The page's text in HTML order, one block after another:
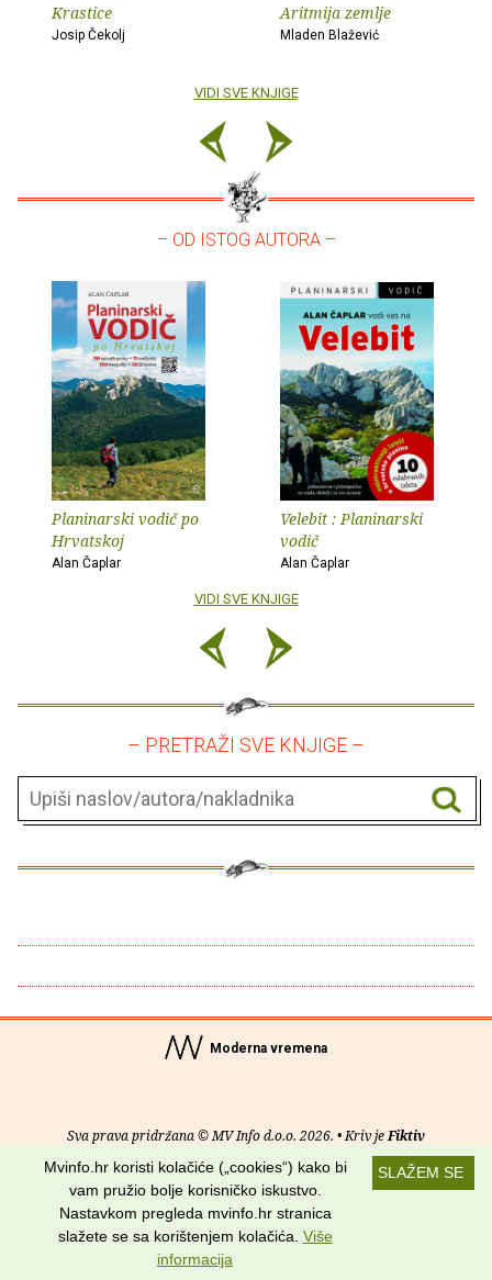
Krastice
Josip Čekolj
Aritmija zemlje
Mladen Blažević
VIDI SVE KNJIGE
– OD ISTOG AUTORA –
Planinarski vodič po
Hrvatskoj
Alan Čaplar
Velebit : Planinarski
vodič
Alan Čaplar
VIDI SVE KNJIGE
– PRETRAŽI SVE KNJIGE –
Moderna vremena
Sva prava pridržana © MV Info d.o.o. 2026. • Kriv jeFiktiv
Uvjeti korištenja RSS kanali
Potraži nas na:
SLAŽEM SE
Mvinfo.hr koristi kolačiće („cookies“) kako bi
vam pružio bolje korisničko iskustvo.
Nastavkom pregleda mvinfo.hr stranica
slažete se sa korištenjem kolačića. Više
informacija